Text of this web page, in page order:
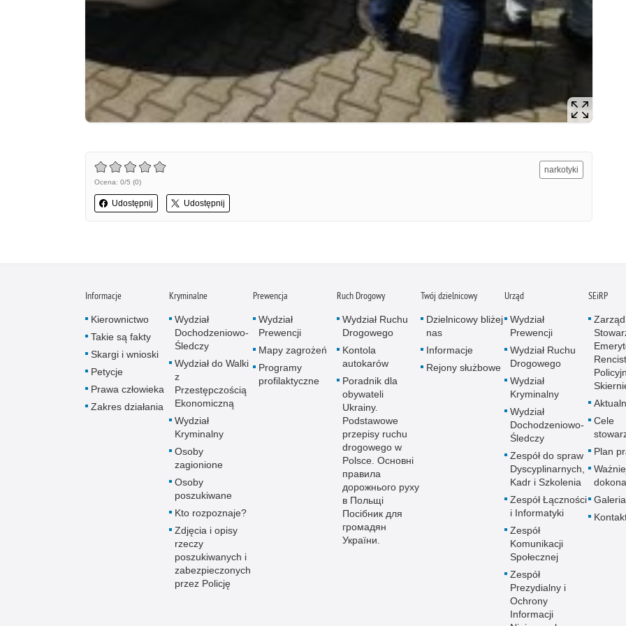
Ocena: 0/5 (0)
Udostępnij Udostępnij
narkotyki
Informacje
Kierownictwo
Takie są fakty
Skargi i wnioski
Petycje
Prawa człowieka
Zakres działania
Kryminalne
Wydział
Dochodzeniowo-
Śledczy
Wydział do Walki
z
Przestępczością
Ekonomiczną
Wydział
Kryminalny
Osoby
zagionione
Osoby
poszukiwane
Kto rozpoznaje?
Zdjęcia i opisy
rzeczy
poszukiwanych i
zabezpieczonych
przez Policję
Prewencja
Wydział
Prewencji
Mapy zagrożeń
Programy
profilaktyczne
Ruch Drogowy
Wydział Ruchu
Drogowego
Kontola
autokarów
Poradnik dla
obywateli
Ukrainy.
Podstawowe
przepisy ruchu
drogowego w
Polsce. Основні
правила
дорожнього руху
в Польщі
Посібник для
громадян
України.
Twój dzielnicowy
Dzielnicowy bliżej
nas
Informacje
Rejony służbowe
Urząd
Wydział
Prewencji
Wydział Ruchu
Drogowego
Wydział
Kryminalny
Wydział
Dochodzeniowo-
Śledczy
Zespół do spraw
Dyscyplinarnych,
Kadr i Szkolenia
Zespół Łączności
i Informatyki
Zespół
Komunikacji
Społecznej
Zespół
Prezydialny i
Ochrony
Informacji
SEiRP
Zarząd
Cele
Plan
Galeria